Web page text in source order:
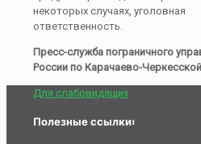
некоторых случаях, уголовная
ответственность.
Пресс-служба пограничного
России по Карачаево-
Для слабовидящих
Полезные ссылки: